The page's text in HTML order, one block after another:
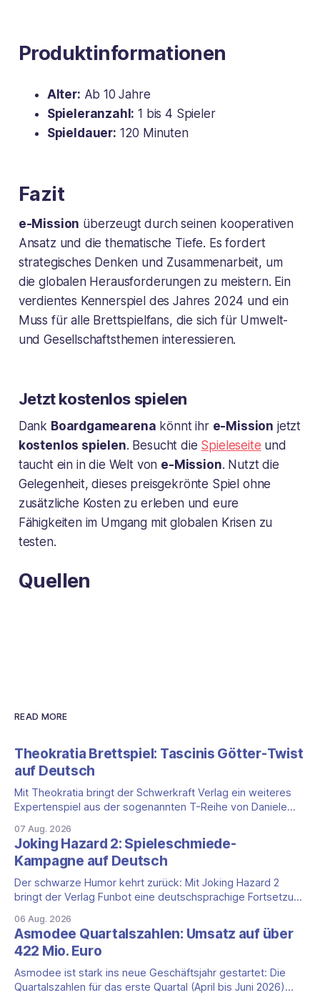
Produktinformationen
Alter: Ab 10 Jahre
Spieleranzahl: 1 bis 4 Spieler
Spieldauer: 120 Minuten
Fazit
e-Mission überzeugt durch seinen kooperativen
Ansatz und die thematische Tiefe. Es fordert
strategisches Denken und Zusammenarbeit, um
die globalen Herausforderungen zu meistern. Ein
verdientes Kennerspiel des Jahres 2024 und ein
Muss für alle Brettspielfans, die sich für Umwelt-
und Gesellschaftsthemen interessieren.
Jetzt kostenlos spielen
Dank Boardgamearena könnt ihr e-Mission jetzt
kostenlos spielen. Besucht die Spieleseite und
taucht ein in die Welt von e-Mission. Nutzt die
Gelegenheit, dieses preisgekrönte Spiel ohne
zusätzliche Kosten zu erleben und eure
Fähigkeiten im Umgang mit globalen Krisen zu
testen.
Quellen
READ MORE
Theokratia Brettspiel: Tascinis Götter-Twist
auf Deutsch
Mit Theokratia bringt der Schwerkraft Verlag ein weiteres
Expertenspiel aus der sogenannten T-Reihe von Daniele
Tekhenu und Tzolk'in gehören. Der Aufhänger ist ein
ungewöhnlicher Perspektivwechsel: Sie steuern nicht die
eigene Zivilisation, sondern eine hochentwickelte
außerirdische Gottheit, die vier
07 Aug. 2026
Joking Hazard 2: Spieleschmiede-
Kampagne auf Deutsch
Der schwarze Humor kehrt zurück: Mit Joking Hazard 2
bringt der Verlag Funbot eine deutschsprachige Fortsetzung
Happiness (Explosm) auf die Spieleschmiede. Wir ordnen
ein, was die Kampagne unter dem Motto „Die fiesen
Comics sind zurück!" bietet und wo sie schweigt.
06 Aug. 2026
Asmodee Quartalszahlen: Umsatz auf über
422 Mio. Euro
Asmodee ist stark ins neue Geschäftsjahr gestartet: Die
Quartalszahlen für das erste Quartal (April bis Juni 2026)